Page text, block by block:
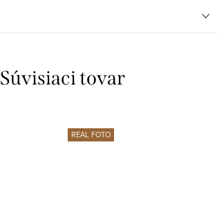
Súvisiaci tovar
REAL FOTO